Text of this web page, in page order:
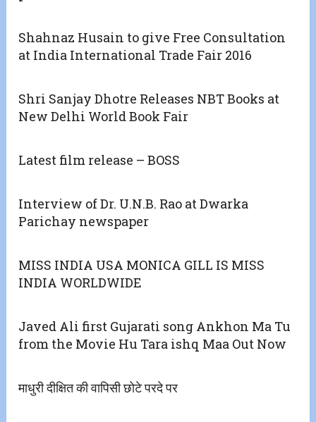
Shahnaz Husain to give Free Consultation
at India International Trade Fair 2016
Shri Sanjay Dhotre Releases NBT Books at
New Delhi World Book Fair
Latest film release – BOSS
Interview of Dr. U.N.B. Rao at Dwarka
Parichay newspaper
MISS INDIA USA MONICA GILL IS MISS
INDIA WORLDWIDE
Javed Ali first Gujarati song Ankhon Ma Tu
from the Movie Hu Tara ishq Maa Out Now
माधुरी दीक्षित की वापिसी छोटे परदे पर